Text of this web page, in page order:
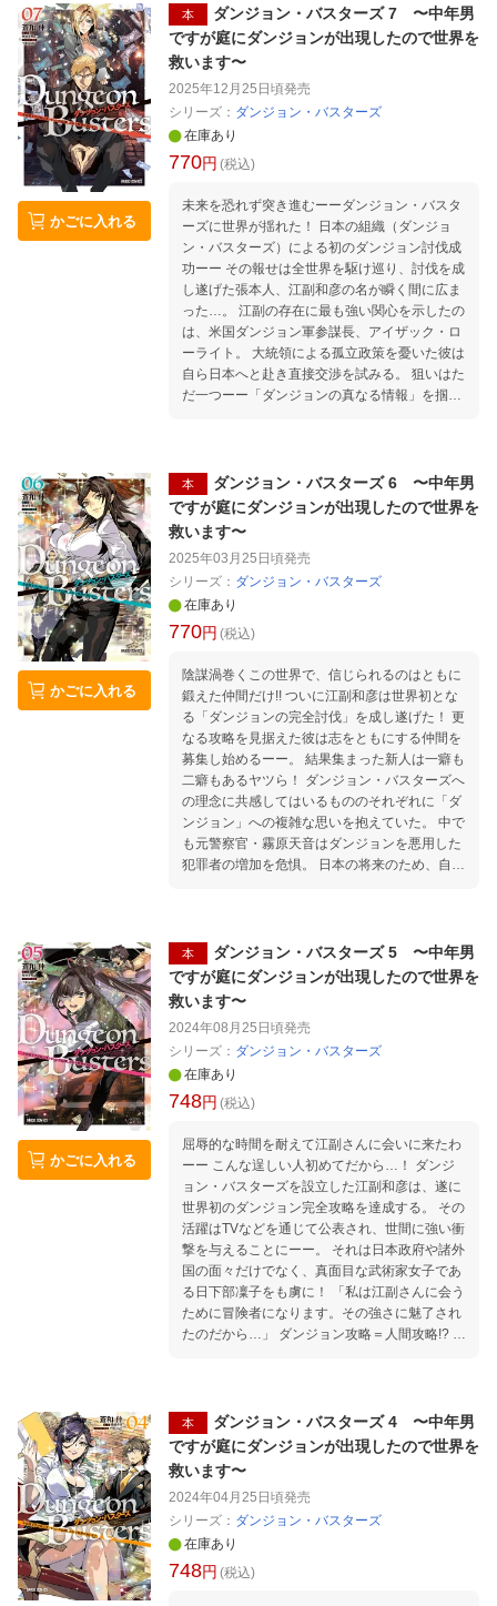
困るだけだ。こちらも全力で応じる用意をして
いる」 しかし、江副の前に現れたのは一癖も二
癖もある面々で…？ 世界の最前線を走り続ける
男のダンジョン攻略譚、第八幕！
かごに入れる
本
ダンジョン・バスターズ 7 〜中年男
ですが庭にダンジョンが出現したので世界を
救います〜
2025年12月25日頃発売
シリーズ： ダンジョン・バスターズ
在庫あり
770円 (税込)
未来を恐れず突き進むーーダンジョン・バスタ
ーズに世界が揺れた！ 日本の組織（ダンジョ
ン・バスターズ）による初のダンジョン討伐成
功ーー その報せは全世界を駆け巡り、討伐を成
し遂げた張本人、江副和彦の名が瞬く間に広ま
った…。 江副の存在に最も強い関心を示したの
は、米国ダンジョン軍参謀長、アイザック・ロ
ーライト。 大統領による孤立政策を憂いた彼は
自ら日本へと赴き直接交渉を試みる。 狙いはた
だ一つーー「ダンジョンの真なる情報」を掴む
呼応するかのように、他の国もまた新たな行動
を開始するーー。 世界を相手に己を磨き続ける
男のダンジョン攻略譚、第七幕！
かごに入れる
本
ダンジョン・バスターズ 6 〜中年男
ですが庭にダンジョンが出現したので世界を
救います〜
2025年03月25日頃発売
シリーズ： ダンジョン・バスターズ
在庫あり
770円 (税込)
陰謀渦巻くこの世界で、信じられるのはともに
鍛えた仲間だけ!! ついに江副和彦は世界初とな
る「ダンジョンの完全討伐」を成し遂げた！ 更
なる攻略を見据えた彼は志をともにする仲間を
募集し始めるーー。 結果集まった新人は一癖も
二癖もあるヤツら！ ダンジョン・バスターズへ
の理念に共感してはいるもののそれぞれに「ダ
ンジョン」への複雑な思いを抱えていた。 中で
も元警察官・霧原天音はダンジョンを悪用した
犯罪者の増加を危惧。 日本の将来のため、自分
はないわ！」 さらに、江副の能力と情報は海外
から怪しげな訪問者をも呼び寄せる…！ 新たな
仲間を加えて世界を巻き込む男のダンジョン攻
略譚、第六幕！
かごに入れる
本
ダンジョン・バスターズ 5 〜中年男
ですが庭にダンジョンが出現したので世界を
救います〜
2024年08月25日頃発売
シリーズ： ダンジョン・バスターズ
在庫あり
748円 (税込)
屈辱的な時間を耐えて江副さんに会いに来たわ
ーー こんな逞しい人初めてだから…！ ダンジ
ョン・バスターズを設立した江副和彦は、遂に
世界初のダンジョン完全攻略を達成する。 その
活躍はTVなどを通じて公表され、世間に強い衝
撃を与えることにーー。 それは日本政府や諸外
国の面々だけでなく、真面目な武術家女子であ
る日下部凜子をも虜に！ 「私は江副さんに会う
ために冒険者になります。その強さに魅了され
たのだから…」 ダンジョン攻略＝人間攻略!? 気
本
ダンジョン・バスターズ 4 〜中年男
ですが庭にダンジョンが出現したので世界を
救います〜
2024年04月25日頃発売
シリーズ： ダンジョン・バスターズ
在庫あり
748円 (税込)